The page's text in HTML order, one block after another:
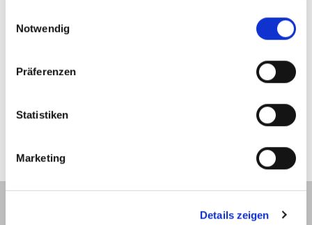
Notwendig
Präferenzen
Statistiken
Marketing
Details zeigen
Mit seinem avantgardistischen und attraktiven Design